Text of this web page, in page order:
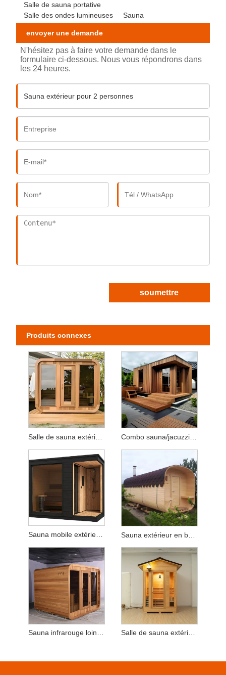
Salle de sauna portative
Salle des ondes lumineuses
Sauna
envoyer une demande
N'hésitez pas à faire votre demande dans le
formulaire ci-dessous. Nous vous répondrons dans
les 24 heures.
soumettre
Produits connexes
Salle de sauna extérieure personnalisable en pruche avec poêle à sauna Combo sauna/jacuzzi extérieur intégré - Cour/Villa en bois massif et verre trempé
Sauna mobile extérieur avec douche Sauna extérieur en bois massif à grande échelle
Sauna infrarouge lointain extérieur en pruche Salle de sauna extérieure en bois de fer avec applique murale et porte vitrée